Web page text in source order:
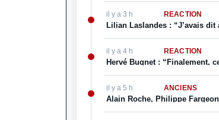
il y a 3 h RÉACTION
Lilian Laslandes : “J’avais
il y a 4 h RÉACTION
Hervé Bugnet : “Finalement,
il y a 5 h ANCIENS
Alain Roche, Philippe